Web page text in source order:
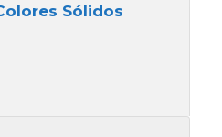
Sólidos